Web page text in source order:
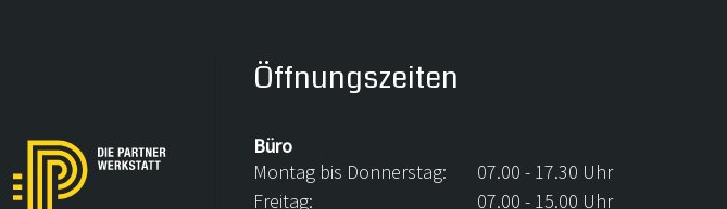
Öffnungszeiten
Büro
Montag bis Donnerstag:
07.00 - 17.30 Uhr
Freitag:
07.00 - 15.00 Uhr